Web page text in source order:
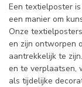
Een textielposter
een manier om
Onze
en zijn ontworpen
aantrekkelijk te
en te verplaatsen,
als tijdelijke